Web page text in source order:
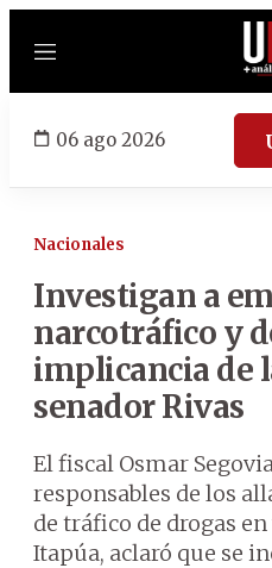
Menú
06 ago 2026
Nacionales
Investigan a
narcotráfico y
implicancia de
senador Rivas
El fiscal Osmar
responsables de los
de tráfico de drogas
Itapúa, aclaró que se